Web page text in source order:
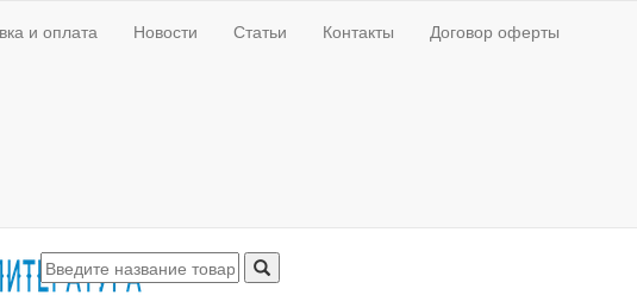
и оплата Новости Статьи Контакты Договор оферты